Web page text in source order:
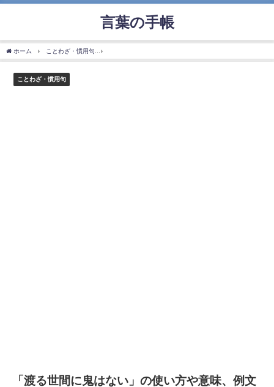
言葉の手帳
ホーム ことわざ・慣用句
ことわざ・慣用句
「渡る世間に鬼はない」の使い方や意味、例文